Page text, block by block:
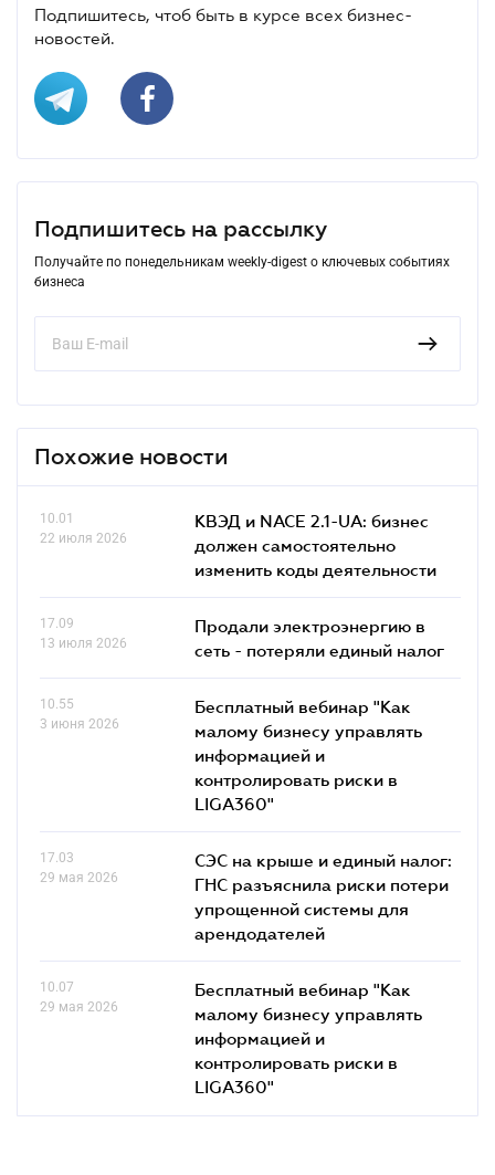
Подпишитесь, чтоб быть в курсе всех бизнес-
новостей.
Подпишитесь на рассылку
Получайте по понедельникам weekly-digest о ключевых событиях
бизнеса
Похожие новости
10.01
22 июля 2026
КВЭД и NACE 2.1-UA: бизнес
должен самостоятельно
изменить коды деятельности
17.09
13 июля 2026
Продали электроэнергию в
сеть - потеряли единый налог
10.55
3 июня 2026
Бесплатный вебинар "Как
малому бизнесу управлять
информацией и
контролировать риски в
LIGA360"
17.03
29 мая 2026
СЭС на крыше и единый налог:
ГНС разъяснила риски потери
упрощенной системы для
арендодателей
10.07
29 мая 2026
Бесплатный вебинар "Как
малому бизнесу управлять
информацией и
контролировать риски в
LIGA360"